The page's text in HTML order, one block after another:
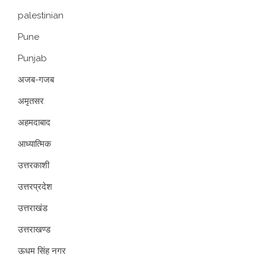
palestinian
Pune
Punjab
अजब-गजब
अमृतसर
अहमदाबाद
आध्यात्मिक
उत्तरकाशी
उत्तरप्रदेश
उत्तराखंड
उत्तराखण्ड
ऊधम सिंह नगर